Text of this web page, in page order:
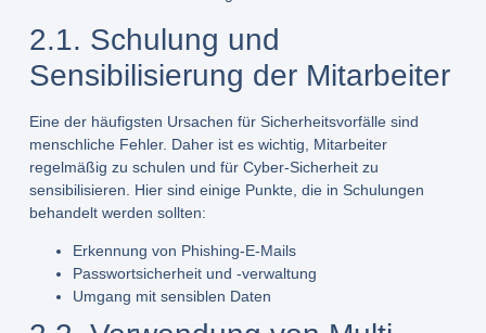
2.1. Schulung und
Sensibilisierung der Mitarbeiter
Eine der häufigsten Ursachen für Sicherheitsvorfälle sind
menschliche Fehler. Daher ist es wichtig, Mitarbeiter
regelmäßig zu schulen und für Cyber-Sicherheit zu
sensibilisieren. Hier sind einige Punkte, die in Schulungen
behandelt werden sollten:
Erkennung von Phishing-E-Mails
Passwortsicherheit und -verwaltung
Umgang mit sensiblen Daten